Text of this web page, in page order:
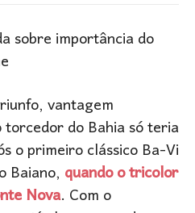
sobre importância do
vantagem
do Bahia só teria
o primeiro clássico Ba-Vi
Baiano,quando o tricolor
Nova. Com o